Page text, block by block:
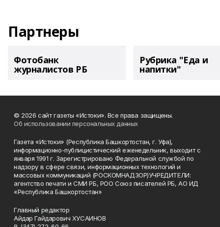
Партнеры
Фотобанк
журналистов РБ
Рубрика "Еда и
напитки"
© 2026 сайт газеты «Истоки». Все права защищены.
Об использовании персональных данных
Газета «Истоки» (Республика Башкортостан, г. Уфа),
информационно-публицистический еженедельник, выходит с
января 1991 г. Зарегистрировано Федеральной службой по
надзору в сфере связи, информационных технологий и
массовых коммуникаций (РОСКОМНАДЗОР)УЧРЕДИТЕЛИ:
агентство печати и СМИ РБ, РОО Союз писателей РБ, АО ИД
«Республика Башкортостан»
Главный редактор
Айдар Гайдарович ХУСАИНОВ